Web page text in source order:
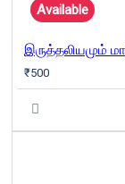
Available
இருத்தலியமும்
₹500